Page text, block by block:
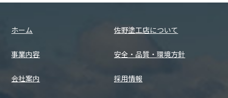
ホーム 佐野塗工店について
事業内容 安全・品質・環境方針
会社案内 採用情報